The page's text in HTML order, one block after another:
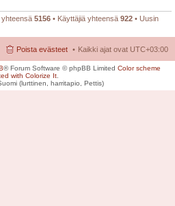
yhteensä 5156 • Käyttäjiä yhteensä 922 • Uusin
Kaikki ajat ovat UTC+03:00
Poista evästeet
® Forum Software © phpBB Limited Color scheme
with Colorize It
(lurttinen, harritapio, Pettis)